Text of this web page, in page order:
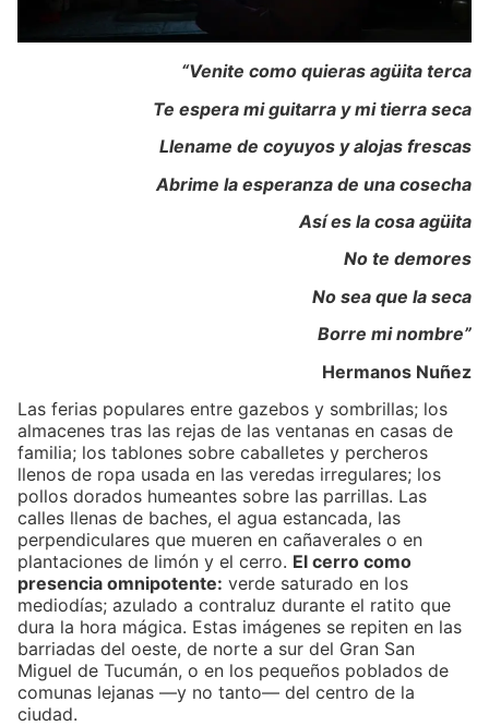
“Venite como quieras agüita terca
Te espera mi guitarra y mi tierra seca
Llename de coyuyos y alojas frescas
Abrime la esperanza de una cosecha
Así es la cosa agüita
No te demores
No sea que la seca
Borre mi nombre”
Hermanos Nuñez
Las ferias populares entre gazebos y sombrillas; los
almacenes tras las rejas de las ventanas en casas de
familia; los tablones sobre caballetes y percheros
llenos de ropa usada en las veredas irregulares; los
pollos dorados humeantes sobre las parrillas. Las
calles llenas de baches, el agua estancada, las
perpendiculares que mueren en cañaverales o en
plantaciones de limón y el cerro. El cerro como
presencia omnipotente: verde saturado en los
mediodías; azulado a contraluz durante el ratito que
dura la hora mágica. Estas imágenes se repiten en las
barriadas del oeste, de norte a sur del Gran San
Miguel de Tucumán, o en los pequeños poblados de
comunas lejanas —y no tanto— del centro de la
ciudad.